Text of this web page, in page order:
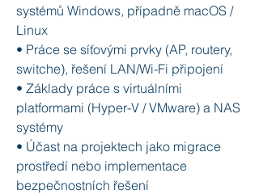
systémů Windows, případně macOS /
Linux
• Práce se síťovými prvky (AP, routery,
switche), řešení LAN/Wi-Fi připojení
• Základy práce s virtuálními
platformami (Hyper-V / VMware) a NAS
systémy
• Účast na projektech jako migrace
prostředí nebo implementace
bezpečnostních řešení